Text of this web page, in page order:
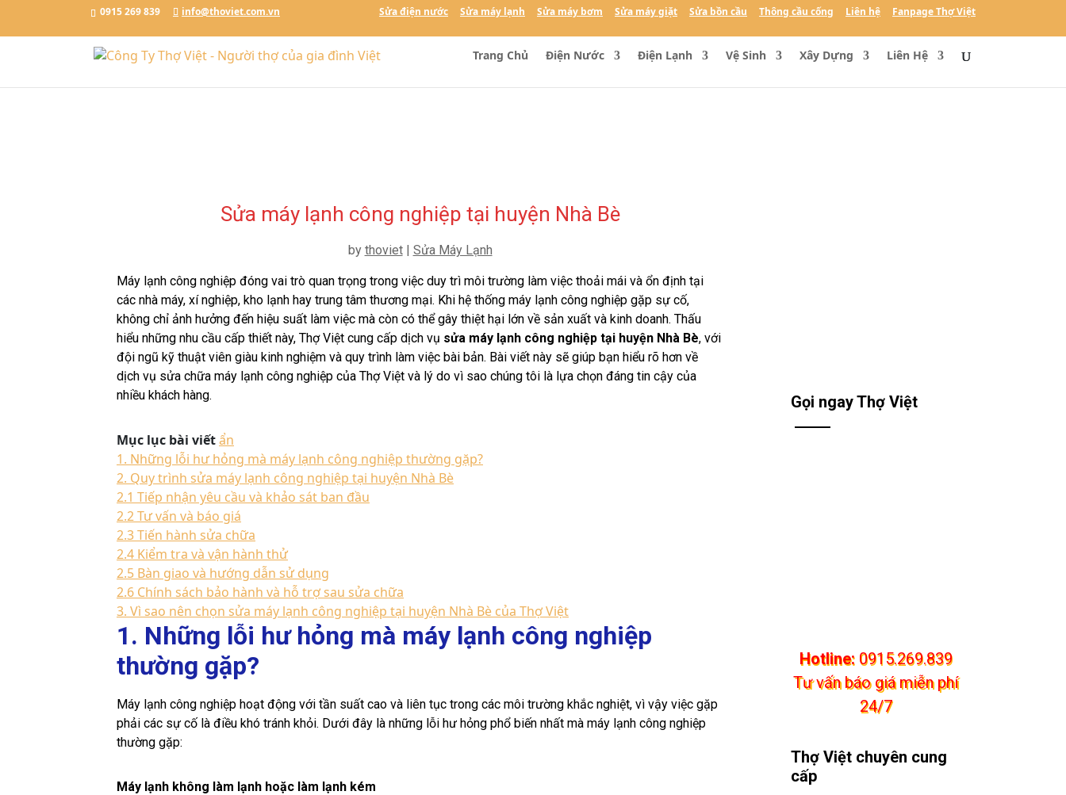
Chat với Thợ Việt0915.269.839
0915 269 839 info@thoviet.com.vn Sửa điện nước Sửa máy lạnh Sửa máy bơm Sửa máy giặt Sửa bồn cầu Thông cầu cống Liên hệ Fanpage Thợ Việt
Trang Chủ Điện Nước Điện Lạnh Vệ Sinh Xây Dựng Liên Hệ
Sửa máy lạnh công nghiệp tại huyện Nhà Bè
by thoviet| Sửa Máy Lạnh
Máy lạnh công nghiệp đóng vai trò quan trọng trong việc duy trì môi trường làm việc thoải mái và ổn định tại
các nhà máy, xí nghiệp, kho lạnh hay trung tâm thương mại. Khi hệ thống máy lạnh công nghiệp gặp sự cố,
không chỉ ảnh hưởng đến hiệu suất làm việc mà còn có thể gây thiệt hại lớn về sản xuất và kinh doanh. Thấu
hiểu những nhu cầu cấp thiết này, Thợ Việt cung cấp dịch vụ sửa máy lạnh công nghiệp tại huyện Nhà Bè, với
đội ngũ kỹ thuật viên giàu kinh nghiệm và quy trình làm việc bài bản. Bài viết này sẽ giúp bạn hiểu rõ hơn về
dịch vụ sửa chữa máy lạnh công nghiệp của Thợ Việt và lý do vì sao chúng tôi là lựa chọn đáng tin cậy của
nhiều khách hàng.
Mục lục bài viếtẩn
1. Những lỗi hư hỏng mà máy lạnh công nghiệp thường gặp?
2. Quy trình sửa máy lạnh công nghiệp tại huyện Nhà Bè
2.1 Tiếp nhận yêu cầu và khảo sát ban đầu
2.2 Tư vấn và báo giá
2.3 Tiến hành sửa chữa
2.4 Kiểm tra và vận hành thử
2.5 Bàn giao và hướng dẫn sử dụng
2.6 Chính sách bảo hành và hỗ trợ sau sửa chữa
3. Vì sao nên chọn sửa máy lạnh công nghiệp tại huyện Nhà Bè của Thợ Việt
1. Những lỗi hư hỏng mà máy lạnh công nghiệp
thường gặp?
Máy lạnh công nghiệp hoạt động với tần suất cao và liên tục trong các môi trường khắc nghiệt, vì vậy việc gặp
phải các sự cố là điều khó tránh khỏi. Dưới đây là những lỗi hư hỏng phổ biến nhất mà máy lạnh công nghiệp
thường gặp:
Máy lạnh không làm lạnh hoặc làm lạnh kém
Gọi ngay Thợ Việt
Hotline:0915.269.839
Tư vấn báo giá miễn phí
24/7
Thợ Việt chuyên cung
cấp